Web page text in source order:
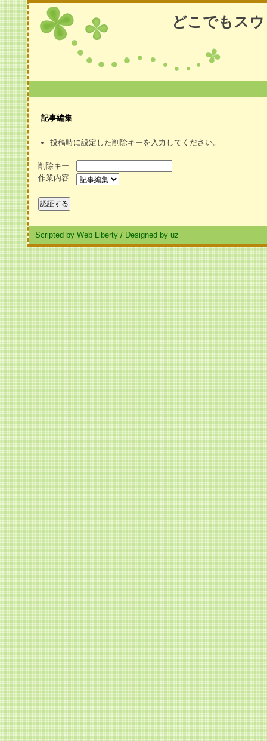
どこでもス
記事編集
投稿時に設定した削除キーを入力してください。
削除キー
作業内容
Scripted by Web Liberty / Designed by uz